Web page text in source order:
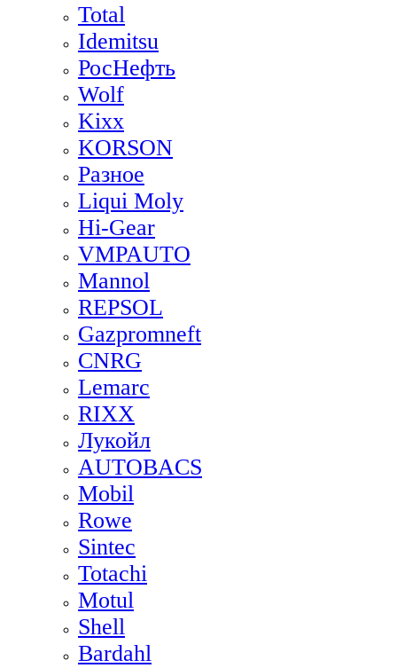
Total
Idemitsu
РосНефть
Wolf
Kixx
KORSON
Разное
Liqui Moly
Hi-Gear
VMPAUTO
Mannol
REPSOL
Gazpromneft
CNRG
Lemarc
RIXX
Лукойл
AUTOBACS
Mobil
Rowe
Sintec
Totachi
Motul
Shell
Bardahl